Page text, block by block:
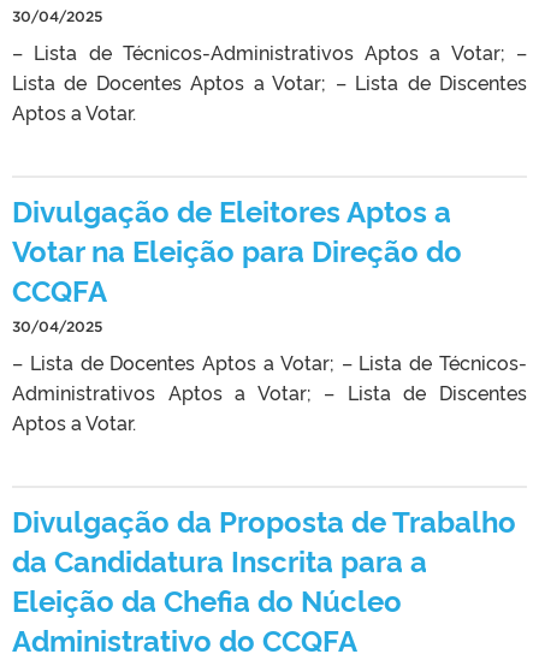
30/04/2025
– Lista de Técnicos-Administrativos Aptos a Votar; –
Lista de Docentes Aptos a Votar; – Lista de Discentes
Aptos a Votar.
Divulgação de Eleitores Aptos a
Votar na Eleição para Direção do
CCQFA
30/04/2025
– Lista de Docentes Aptos a Votar; – Lista de Técnicos-
Administrativos Aptos a Votar; – Lista de Discentes
Aptos a Votar.
Divulgação da Proposta de Trabalho
da Candidatura Inscrita para a
Eleição da Chefia do Núcleo
Administrativo do CCQFA